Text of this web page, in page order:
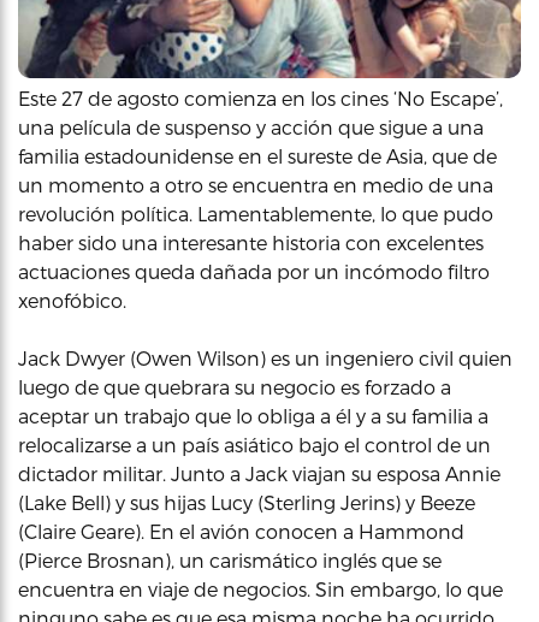
Este 27 de agosto comienza en los cines ‘No Escape’,
una película de suspenso y acción que sigue a una
familia estadounidense en el sureste de Asia, que de
un momento a otro se encuentra en medio de una
revolución política. Lamentablemente, lo que pudo
haber sido una interesante historia con excelentes
actuaciones queda dañada por un incómodo filtro
xenofóbico.
Jack Dwyer (Owen Wilson) es un ingeniero civil quien
luego de que quebrara su negocio es forzado a
aceptar un trabajo que lo obliga a él y a su familia a
relocalizarse a un país asiático bajo el control de un
dictador militar. Junto a Jack viajan su esposa Annie
(Lake Bell) y sus hijas Lucy (Sterling Jerins) y Beeze
(Claire Geare). En el avión conocen a Hammond
(Pierce Brosnan), un carismático inglés que se
encuentra en viaje de negocios. Sin embargo, lo que